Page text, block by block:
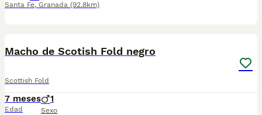
Santa Fe, Granada (92.8km)
Macho de Scotish Fold negro
Scottish Fold
7 meses
Edad
1
Sexo